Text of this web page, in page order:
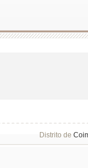
Distrito de